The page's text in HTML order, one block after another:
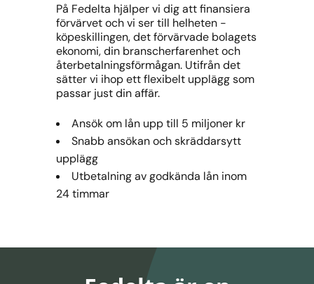
På Fedelta hjälper vi dig att finansiera
förvärvet och vi ser till helheten -
köpeskillingen, det förvärvade bolagets
ekonomi, din branscherfarenhet och
återbetalningsförmågan. Utifrån det
sätter vi ihop ett flexibelt upplägg som
passar just din affär.
Ansök om lån upp till 5 miljoner kr
Snabb ansökan och skräddarsytt
upplägg
Utbetalning av godkända lån inom
24 timmar